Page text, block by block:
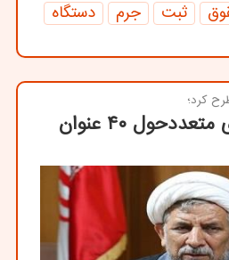
ثبت جرم
دستگاه
كرد؛
تشکیل پرونده های متعددحول ۴۰ عنوان